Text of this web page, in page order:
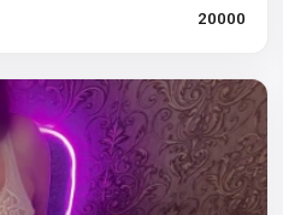
20000